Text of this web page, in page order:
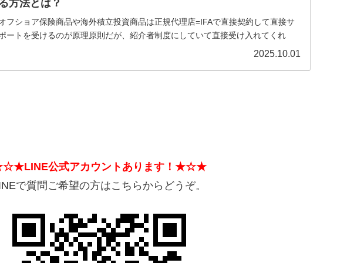
る方法とは？
フショア保険商品や海外積立投資商品は正規代理店=IFAで直接契約して直接サ
ートを受けるのが原理原則だが、紹介者制度にしていて直接受け入れてくれ
ず、MLM/ネットワークビジネス/ねずみ講のようになっているIFAもある。そうし
2025.10.01
公式アカウントあります！★☆★
で質問ご希望の方はこちらからどうぞ。